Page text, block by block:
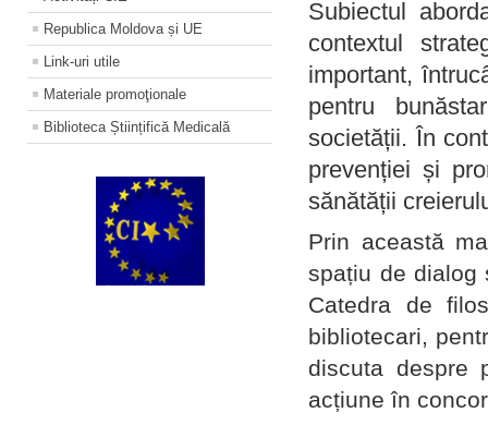
Republica Moldova și UE
Link-uri utile
Materiale promoţionale
Biblioteca Științifică Medicală
Subiectul
contextul
important,
pentru
societății. În
prevenției și
sănătății
Prin această
spațiu de dialog
Catedra de
bibliotecari,
discuta despre
acțiune în